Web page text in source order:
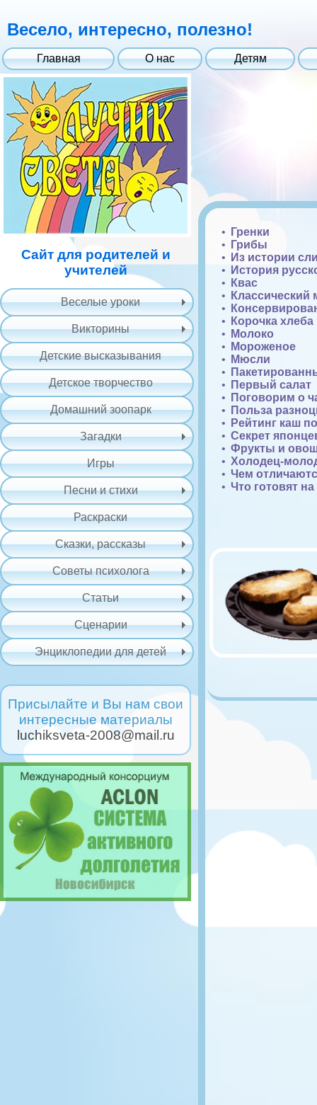
Весело, интересно, полезно!
Главная О нас Детям
Сайт для родителей и
учителей
Веселые уроки
Викторины
Детские высказывания
Детское творчество
Домашний зоопарк
Загадки
Игры
Песни и стихи
Раскраски
Сказки, рассказы
Советы психолога
Статьи
Сценарии
Энциклопедии для детей
Присылайте и Вы нам свои
интересные материалы
luchiksveta-2008@mail.ru
Гренки
Грибы
Из истории
История
Квас
Классический
Корочка хлеба
Молоко
Мороженое
Мюсли
Первый салат
Поговорим о
Польза
Рейтинг каш
Секрет
Фрукты и
Холодец-
Чем
Что готовят